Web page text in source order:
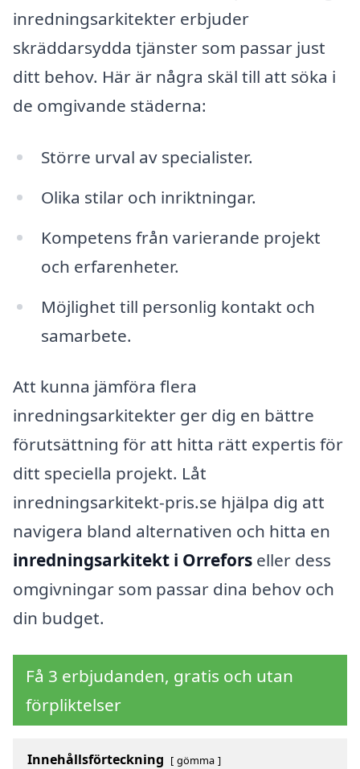
inredningsarkitekter erbjuder
skräddarsydda tjänster som passar just
ditt behov. Här är några skäl till att söka i
de omgivande städerna:
Större urval av specialister.
Olika stilar och inriktningar.
Kompetens från varierande projekt
och erfarenheter.
Möjlighet till personlig kontakt och
samarbete.
Att kunna jämföra flera
inredningsarkitekter ger dig en bättre
förutsättning för att hitta rätt expertis för
ditt speciella projekt. Låt
inredningsarkitekt-pris.se hjälpa dig att
navigera bland alternativen och hitta en
inredningsarkitekt i Orrefors eller dess
omgivningar som passar dina behov och
din budget.
Få 3 erbjudanden, gratis och utan
förpliktelser
Innehållsförteckning gömma